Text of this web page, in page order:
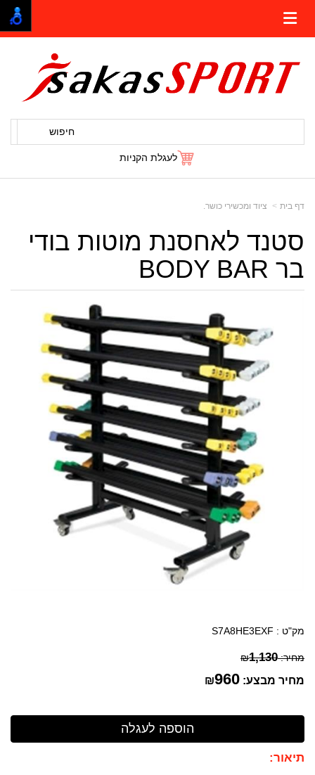
חיפוש
לעגלת הקניות
דף בית ציוד ומכשירי כושר.
סטנד לאחסנת מוטות בודי
בר BODY BAR
מק"ט : S7A8HE3EXF
מחיר: ₪1,130
מחיר מבצע: ₪960
תיאור: